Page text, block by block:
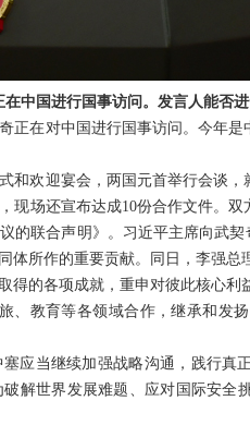
中国进行国事访问。发言人能否
正在对中国进行国事访问。今年
和欢迎宴会，两国元首举行会谈
现场还宣布达成10份合作文件。
的联合声明》。习近平主席向武
所作的重要贡献。同日，李强总
得的各项成就，重申对彼此核心利
、教育等各领域合作，继承和发
应当继续加强战略沟通，践行真
解世界发展难题、应对国际安全